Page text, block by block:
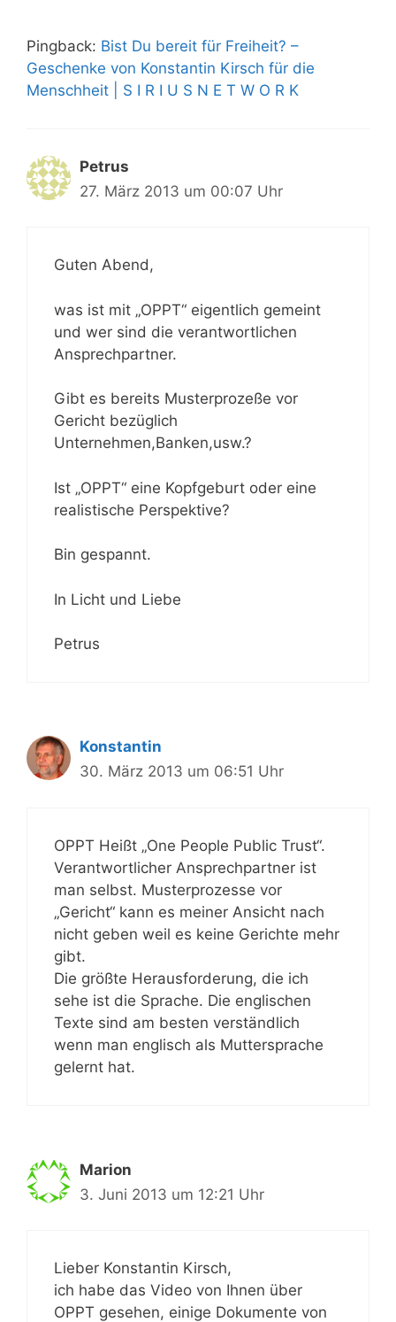
Pingback: Bist Du bereit für Freiheit? –
Geschenke von Konstantin Kirsch für die
Menschheit | S I R I U S N E T W O R K
Petrus
27. März 2013 um 00:07 Uhr
Guten Abend,
was ist mit „OPPT“ eigentlich gemeint
und wer sind die verantwortlichen
Ansprechpartner.
Gibt es bereits Musterprozeße vor
Gericht bezüglich
Unternehmen,Banken,usw.?
Ist „OPPT“ eine Kopfgeburt oder eine
realistische Perspektive?
Bin gespannt.
In Licht und Liebe
Petrus
Konstantin
30. März 2013 um 06:51 Uhr
OPPT Heißt „One People Public Trust“.
Verantwortlicher Ansprechpartner ist
man selbst. Musterprozesse vor
„Gericht“ kann es meiner Ansicht nach
nicht geben weil es keine Gerichte mehr
gibt.
Die größte Herausforderung, die ich
sehe ist die Sprache. Die englischen
Texte sind am besten verständlich
wenn man englisch als Muttersprache
gelernt hat.
Marion
3. Juni 2013 um 12:21 Uhr
Lieber Konstantin Kirsch,
ich habe das Video von Ihnen über
OPPT gesehen, einige Dokumente von